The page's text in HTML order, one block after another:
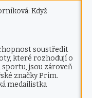
Když
soustředit
které rozhodují o
jsou zároveň
značky Prim.
medailistka